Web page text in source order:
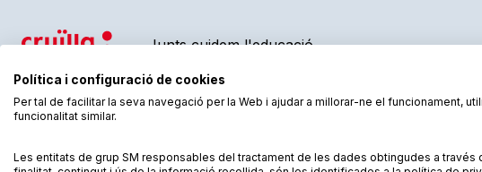
Junts cuidem l'educació
Política i configuració de cookies
Per tal de facilitar la seva navegació per la Web i ajudar a millorar-ne el funcionament,
funcionalitat similar.
Les entitats de grup SM responsables del tractament de les dades obtingudes a través